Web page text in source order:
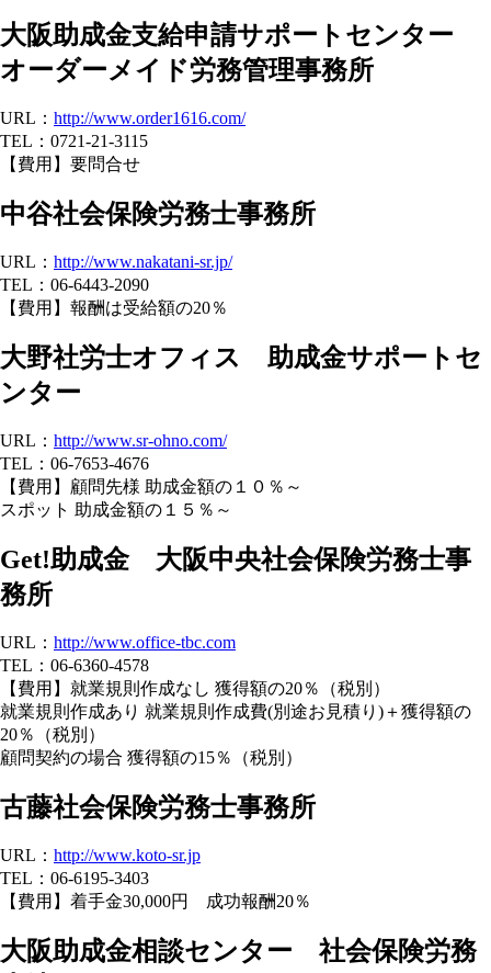
大阪助成金支給申請サポートセンター
オーダーメイド労務管理事務所
URL： http://www.order1616.com/
TEL：0721-21-3115
【費用】要問合せ
中谷社会保険労務士事務所
URL： http://www.nakatani-sr.jp/
TEL：06-6443-2090
【費用】報酬は受給額の20％
大野社労士オフィス 助成金サポートセ
ンター
URL： http://www.sr-ohno.com/
TEL：06-7653-4676
【費用】顧問先様 助成金額の１０％～
スポット 助成金額の１５％～
Get!助成金 大阪中央社会保険労務士事
務所
URL： http://www.office-tbc.com
TEL：06-6360-4578
【費用】就業規則作成なし 獲得額の20％（税別）
就業規則作成あり 就業規則作成費(別途お見積り)＋獲得額の
20％（税別）
顧問契約の場合 獲得額の15％（税別）
古藤社会保険労務士事務所
URL： http://www.koto-sr.jp
TEL：06-6195-3403
【費用】着手金30,000円 成功報酬20％
大阪助成金相談センター 社会保険労務